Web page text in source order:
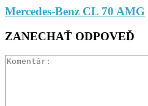
Mercedes-Benz CL 70 AMG
ZANECHAŤ ODPOVEĎ